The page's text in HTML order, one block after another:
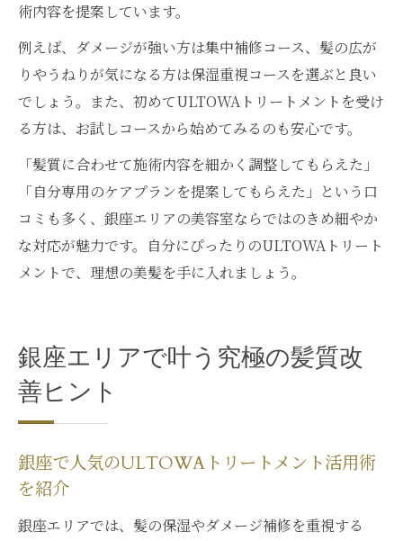
術内容を提案しています。
例えば、ダメージが強い方は集中補修コース、髪の広が
りやうねりが気になる方は保湿重視コースを選ぶと良い
でしょう。また、初めてULTOWAトリートメントを受け
る方は、お試しコースから始めてみるのも安心です。
「髪質に合わせて施術内容を細かく調整してもらえた」
「自分専用のケアプランを提案してもらえた」という口
コミも多く、銀座エリアの美容室ならではのきめ細やか
な対応が魅力です。自分にぴったりのULTOWAトリート
メントで、理想の美髪を手に入れましょう。
銀座エリアで叶う究極の髪質改
善ヒント
銀座で人気のULTOWAトリートメント活用術
を紹介
銀座エリアでは、髪の保湿やダメージ補修を重視する